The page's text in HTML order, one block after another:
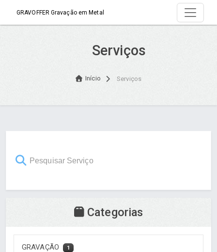
GRAVOFFER Gravação em Metal
Serviços
Início Serviços
Categorias
GRAVAÇÃO 1